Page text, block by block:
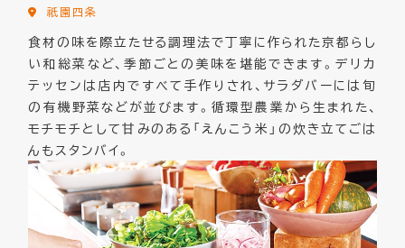
祇園四条
食材の味を際立たせる調理法で丁寧に作られた京都らし
い和総菜など、季節ごとの美味を堪能できます。デリカ
テッセンは店内ですべて手作りされ、サラダバーには旬
の有機野菜などが並びます。循環型農業から生まれた、
モチモチとして甘みのある「えんこう米」の炊き立てごは
んもスタンバイ。